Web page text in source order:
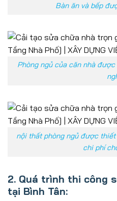
Bàn ăn và bếp
Phòng ngủ của căn nhà
nội thất phòng ngủ được
chi phí
2. Quá trình thi công
tại Bình Tân: